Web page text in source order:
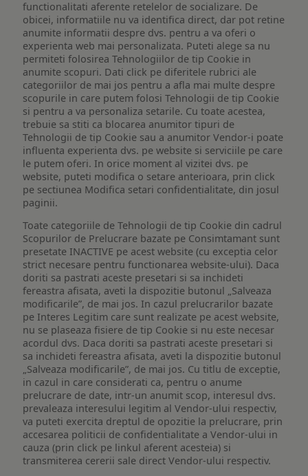
functionalitati aferente retelelor de socializare. De
obicei, informatiile nu va identifica direct, dar pot retine
anumite informatii despre dvs. pentru a va oferi o
experienta web mai personalizata. Puteti alege sa nu
permiteti folosirea Tehnologiilor de tip Cookie in
anumite scopuri. Dati click pe diferitele rubrici ale
categoriilor de mai jos pentru a afla mai multe despre
scopurile in care putem folosi Tehnologii de tip Cookie
si pentru a va personaliza setarile. Cu toate acestea,
trebuie sa stiti ca blocarea anumitor tipuri de
Tehnologii de tip Cookie sau a anumitor Vendor-i poate
influenta experienta dvs. pe website si serviciile pe care
le putem oferi. In orice moment al vizitei dvs. pe
website, puteti modifica o setare anterioara, prin click
pe sectiunea Modifica setari confidentialitate, din josul
paginii.
Toate categoriile de Tehnologii de tip Cookie din cadrul
Scopurilor de Prelucrare bazate pe Consimtamant sunt
presetate INACTIVE pe acest website (cu exceptia celor
strict necesare pentru functionarea website-ului). Daca
doriti sa pastrati aceste presetari si sa inchideti
fereastra afisata, aveti la dispozitie butonul „Salveaza
modificarile”, de mai jos. In cazul prelucrarilor bazate
pe Interes Legitim care sunt realizate pe acest website,
nu se plaseaza fisiere de tip Cookie si nu este necesar
acordul dvs. Daca doriti sa pastrati aceste presetari si
sa inchideti fereastra afisata, aveti la dispozitie butonul
„Salveaza modificarile”, de mai jos. Cu titlu de exceptie,
in cazul in care considerati ca, pentru o anume
prelucrare de date, intr-un anumit scop, interesul dvs.
prevaleaza interesului legitim al Vendor-ului respectiv,
va puteti exercita dreptul de opozitie la prelucrare, prin
accesarea politicii de confidentialitate a Vendor-ului in
cauza (prin click pe linkul aferent acesteia) si
transmiterea cererii sale direct Vendor-ului respectiv.